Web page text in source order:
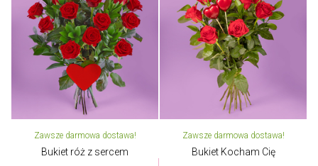
Zawsze darmowa dostawa!
Bukiet róż z sercem
Zawsze darmowa dostawa!
Bukiet Kocham Cię